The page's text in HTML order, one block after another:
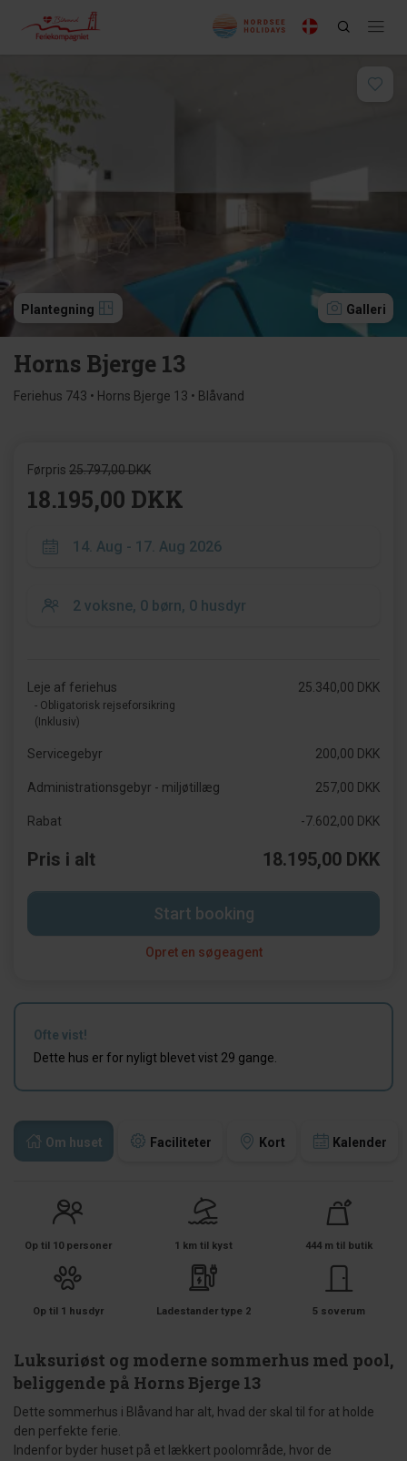
Plantegning Galleri
Horns Bjerge 13
Feriehus 743 • Horns Bjerge 13 • Blåvand
Om huset Faciliteter Kort Kalender
Op til 10 personer 1 km til kyst 444 m til butik
Op til 1 husdyr Ladestander type 2 5 soverum
Luksuriøst og moderne sommerhus med pool,
beliggende på Horns Bjerge 13
Dette sommerhus i Blåvand har alt, hvad der skal til for at holde
den perfekte ferie.
Indenfor byder huset på et lækkert poolområde, hvor de
Førpris 25.797,00 DKK
18.195,00 DKK
Leje af feriehus
- Obligatorisk rejseforsikring
(Inklusiv)
25.340,00 DKK
Servicegebyr 200,00 DKK
Administrationsgebyr - miljøtillæg 257,00 DKK
Rabat -7.602,00 DKK
Pris i alt 18.195,00 DKK
Start booking
Opret en søgeagent
Ofte vist!
Dette hus er for nyligt blevet vist 29 gange.